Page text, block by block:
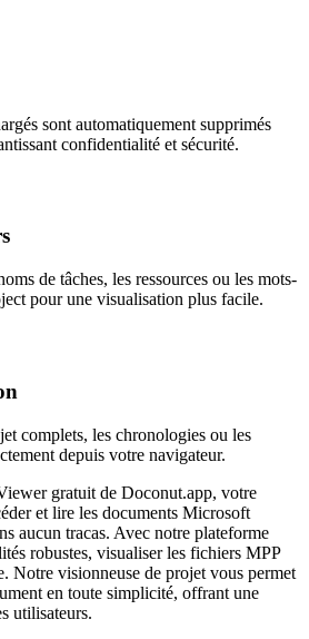
sont automatiquement supprimés
confidentialité et sécurité.
de tâches, les ressources ou les mots-
pour une visualisation plus facile.
complets, les chronologies ou les
depuis votre navigateur.
gratuit de Doconut.app, votre
et lire les documents Microsoft
aucun tracas. Avec notre plateforme
robustes, visualiser les fichiers MPP
Notre visionneuse de projet vous permet
en toute simplicité, offrant une
utilisateurs.